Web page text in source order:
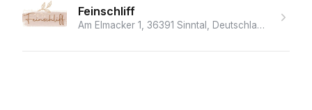
Feinschliff
Am Elmacker 1, 36391 Sinntal, Deutschland · ★ 5.0